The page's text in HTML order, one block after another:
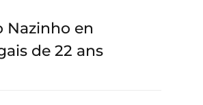
Nazinho en
de 22 ans